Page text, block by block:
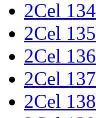
2Cel 134
2Cel 135
2Cel 136
2Cel 137
2Cel 138